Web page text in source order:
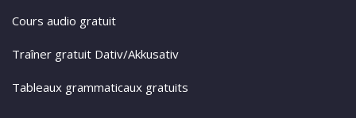
Cours audio gratuit
Traîner gratuit Dativ/Akkusativ
Tableaux grammaticaux gratuits